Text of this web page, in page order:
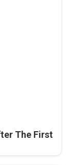
The First